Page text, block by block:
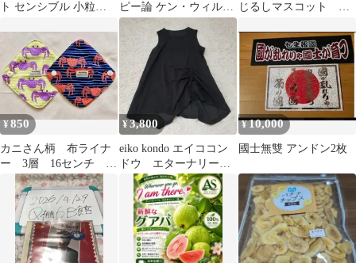
ト センシブル 小粒
ピー論 ケン・ウィルバ
ー
じるしマスコット 無
¥850
カニさん柄 布ライナ
ー 3層 16センチ 無
添加 オーガニックコ
ットン
¥3,800
eiko kondo エイココン
ドウ エターナリーブ
レイズ ノースリー
ブ タグ無
¥10,000
國士無雙 アンドン2枚